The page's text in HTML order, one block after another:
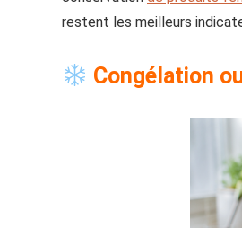
restent les meilleurs
Congélation